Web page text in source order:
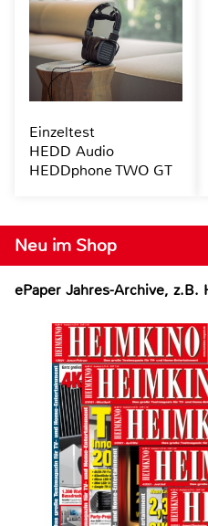
Neu im Shop
ePaper Jahres-Archive, z.B.
Einzeltest
HEDD Audio
HEDDphone TWO GT